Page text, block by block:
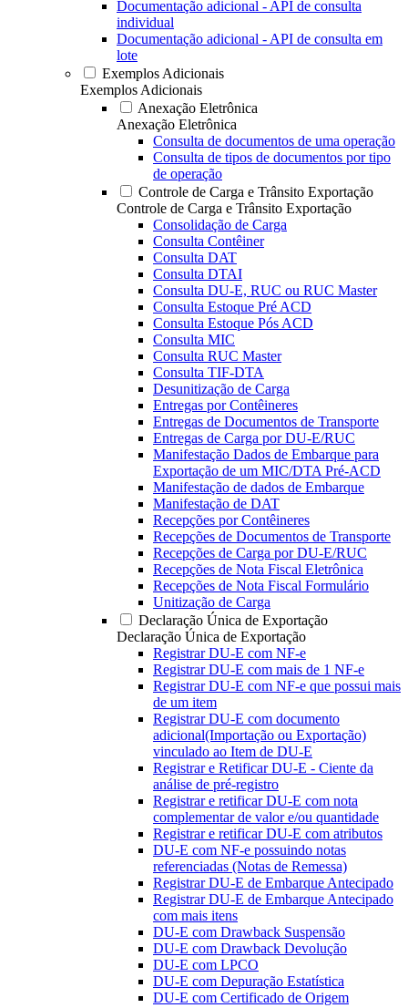
Documentação adicional - API de consulta
individual
Documentação adicional - API de consulta em
lote
Exemplos Adicionais
Exemplos Adicionais
Anexação Eletrônica
Anexação Eletrônica
Consulta de documentos de uma operação
Consulta de tipos de documentos por tipo
de operação
Controle de Carga e Trânsito Exportação
Controle de Carga e Trânsito Exportação
Consolidação de Carga
Consulta Contêiner
Consulta DAT
Consulta DTAI
Consulta DU-E, RUC ou RUC Master
Consulta Estoque Pré ACD
Consulta Estoque Pós ACD
Consulta MIC
Consulta RUC Master
Consulta TIF-DTA
Desunitização de Carga
Entregas por Contêineres
Entregas de Documentos de Transporte
Entregas de Carga por DU-E/RUC
Manifestação Dados de Embarque para
Exportação de um MIC/DTA Pré-ACD
Manifestação de dados de Embarque
Manifestação de DAT
Recepções por Contêineres
Recepções de Documentos de Transporte
Recepções de Carga por DU-E/RUC
Recepções de Nota Fiscal Eletrônica
Recepções de Nota Fiscal Formulário
Unitização de Carga
Declaração Única de Exportação
Declaração Única de Exportação
Registrar DU-E com NF-e
Registrar DU-E com mais de 1 NF-e
Registrar DU-E com NF-e que possui mais
de um item
Registrar DU-E com documento
adicional(Importação ou Exportação)
vinculado ao Item de DU-E
Registrar e Retificar DU-E - Ciente da
análise de pré-registro
Registrar e retificar DU-E com nota
complementar de valor e/ou quantidade
Registrar e retificar DU-E com atributos
DU-E com NF-e possuindo notas
referenciadas (Notas de Remessa)
Registrar DU-E de Embarque Antecipado
Registrar DU-E de Embarque Antecipado
com mais itens
DU-E com Drawback Suspensão
DU-E com Drawback Devolução
DU-E com LPCO
DU-E com Depuração Estatística
DU-E com Certificado de Origem